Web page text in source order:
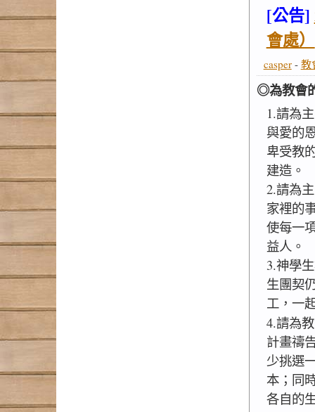
.jpg
[公告]
會處）
casper- 教
◎為教會
1.請為
與愛的
卑受教
建造。
2.請為
家裡的
使每一
益人。
3.神學
生團契
工，一
4.請為
計畫禱
少挑選
本；同
各自的